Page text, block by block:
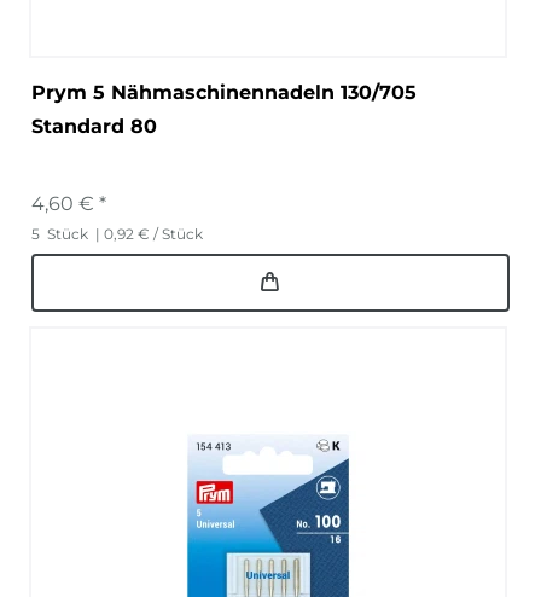
Prym 5 Nähmaschinennadeln 130/705
Standard 80
4,60 € *
5 Stück | 0,92 € / Stück